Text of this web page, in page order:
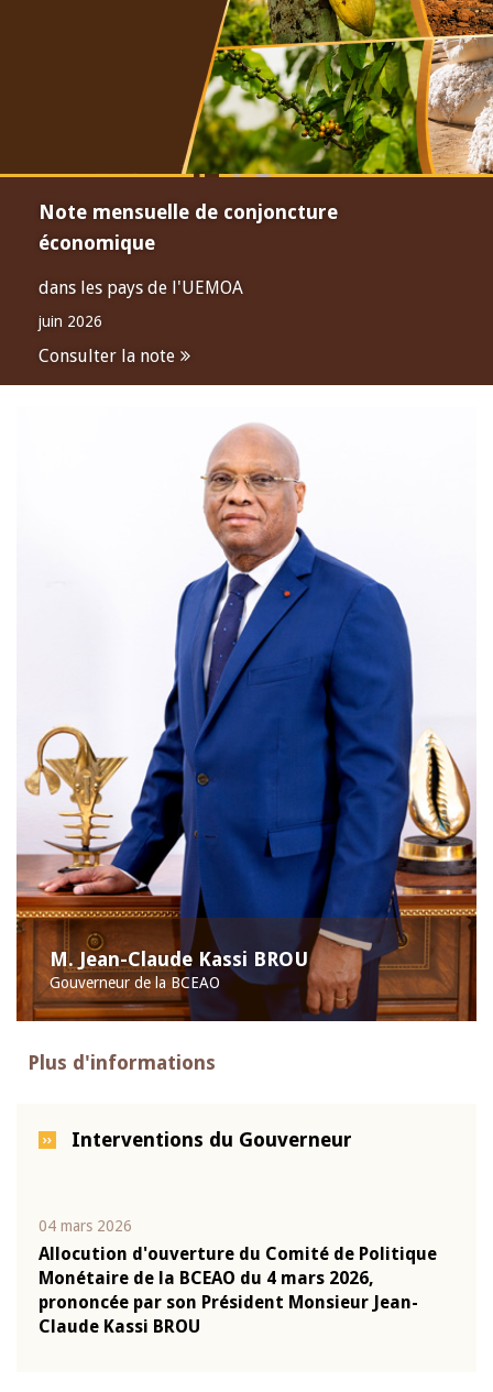
Note mensuelle de conjoncture
économique
dans les pays de l'UEMOA
juin 2026
Consulter la note
M. Jean-Claude Kassi BROU
Gouverneur de la BCEAO
Plus d'informations
Interventions du Gouverneur
04 mars 2026
Allocution d'ouverture du Comité de Politique
Monétaire de la BCEAO du 4 mars 2026,
prononcée par son Président Monsieur Jean-
Claude Kassi BROU